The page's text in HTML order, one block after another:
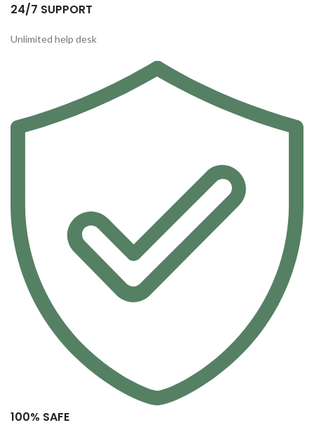
24/7 SUPPORT
Unlimited help desk
100% SAFE